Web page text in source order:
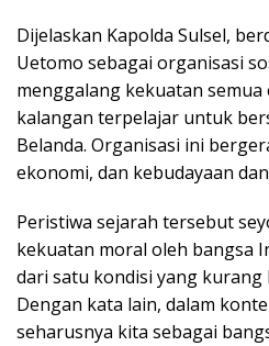
Dijelaskan Kapolda Sulsel,
Uetomo sebagai organisasi
menggalang kekuatan
kalangan terpelajar untuk
Belanda. Organisasi ini
ekonomi, dan kebudayaan
Peristiwa sejarah tersebut
kekuatan moral oleh bangsa
dari satu kondisi yang kurang
Dengan kata lain, dalam
seharusnya kita sebagai